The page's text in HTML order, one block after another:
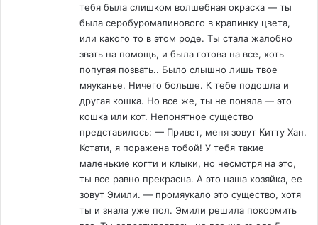
тебя была слишком волшебная окраска — ты
была серобуромалинового в крапинку цвета,
или какого то в этом роде. Ты стала жалобно
звать на помощь, и была готова на все, хоть
попугая позвать.. Было слышно лишь твое
мяуканье. Ничего больше. К тебе подошла и
другая кошка. Но все же, ты не поняла — это
кошка или кот. Непонятное существо
представилось: — Привет, меня зовут Китту Хан.
Кстати, я поражена тобой! У тебя такие
маленькие когти и клыки, но несмотря на это,
ты все равно прекрасна. А это наша хозяйка, ее
зовут Эмили. — промяукало это существо, хотя
ты и знала уже пол. Эмили решила покормить